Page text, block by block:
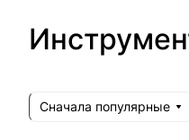
Сначала популярные